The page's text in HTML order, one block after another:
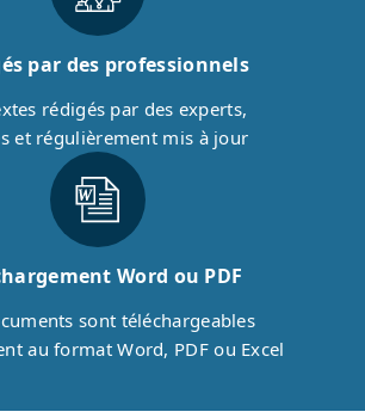
par des professionnels
rédigés par des experts,
et régulièrement mis à jour
Word ou PDF
sont téléchargeables
au format Word, PDF ou Excel